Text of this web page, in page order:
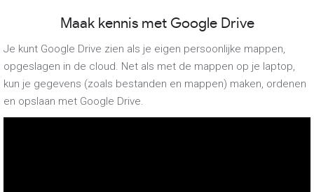
Maak kennis met Google Drive
Je kunt Google Drive zien als je eigen persoonlijke mappen,
opgeslagen in de cloud. Net als met de mappen op je laptop,
kun je gegevens (zoals bestanden en mappen) maken, ordenen
en opslaan met Google Drive.